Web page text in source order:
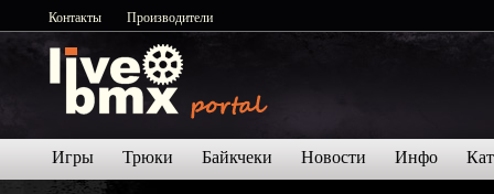
Контакты Производители
Игры Трюки Байкчеки Новости Инфо